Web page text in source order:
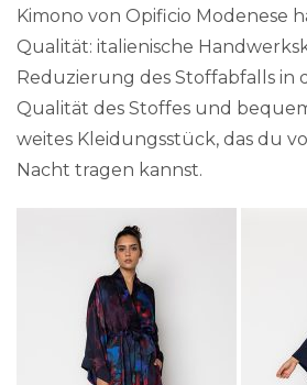
Kimono von Opificio Modenese
Qualität: italienische
Reduzierung des Stoffabfalls in
Qualität des Stoffes und
weites Kleidungsstück, das du
Nacht tragen kannst.